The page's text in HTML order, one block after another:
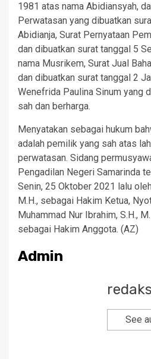
1981 atas nama Abidiansyah,
Perwatasan yang dibuatkan
Abidianja, Surat Pernyataan
dan dibuatkan surat tanggal 5
nama Musrikem, Surat Jual
dan dibuatkan surat tanggal 2
Wenefrida Paulina Sinum yang
sah dan berharga.
Menyatakan sebagai hukum
adalah pemilik yang sah atas
perwatasan. Sidang
Pengadilan Negeri Samarinda
Senin, 25 Oktober 2021 lalu
M.H., sebagai Hakim Ketua,
Muhammad Nur Ibrahim, S.H.,
sebagai Hakim Anggota. (AZ)
Admin
See